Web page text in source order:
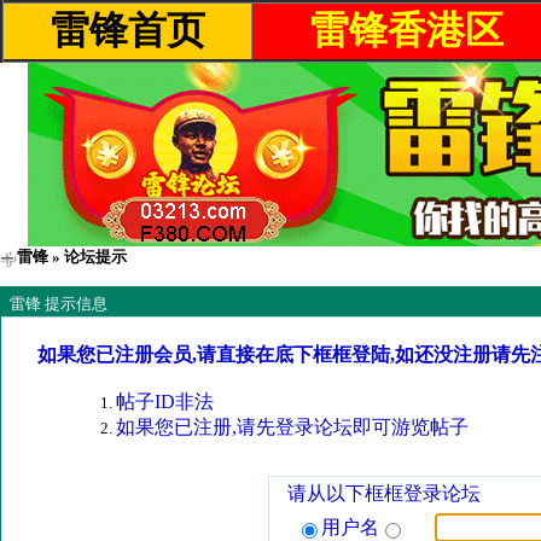
雷锋首页 雷锋香港区
雷锋 » 论坛提示
雷锋 提示信息
如果您已注册会员,请直接在底下框框登陆,如还没注册请先
帖子ID非法
如果您已注册,请先登录论坛即可游览帖子
请从以下框框登录论坛
用户名